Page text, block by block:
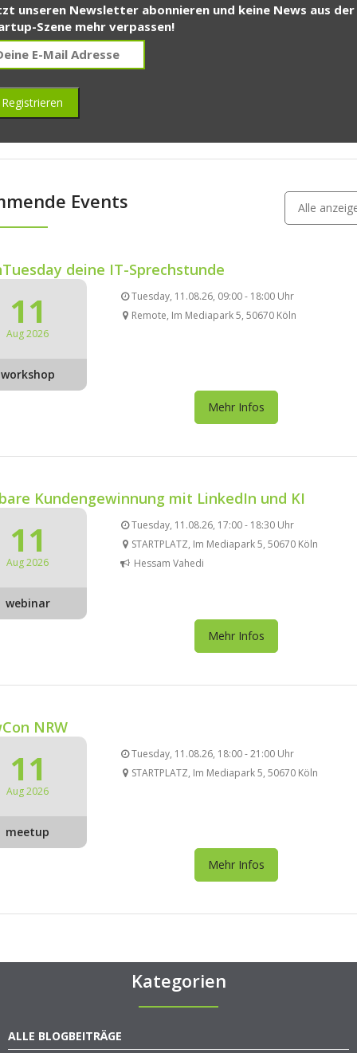
unseren Newsletter abonnieren und keine News aus der
Szene mehr verpassen!
Events Alle
deine IT-Sprechstunde
11
Aug 2026
workshop
Tuesday, 11.08.26, 09:00 - 18:00 Uhr
Remote, Im Mediapark 5, 50670 Köln
Mehr Infos
Kundengewinnung mit LinkedIn und KI
11
Aug 2026
webinar
Tuesday, 11.08.26, 17:00 - 18:30 Uhr
STARTPLATZ, Im Mediapark 5, 50670 Köln
Hessam Vahedi
Mehr Infos
NRW
11
Aug 2026
meetup
Tuesday, 11.08.26, 18:00 - 21:00 Uhr
STARTPLATZ, Im Mediapark 5, 50670 Köln
Mehr Infos
Kategorien
ALLE BLOGBEITRÄGE